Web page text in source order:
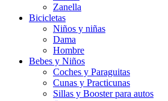
Zanella
Bicicletas
Niños y niñas
Dama
Hombre
Bebes y Niños
Coches y Paraguitas
Cunas y Practicunas
Sillas y Booster para autos